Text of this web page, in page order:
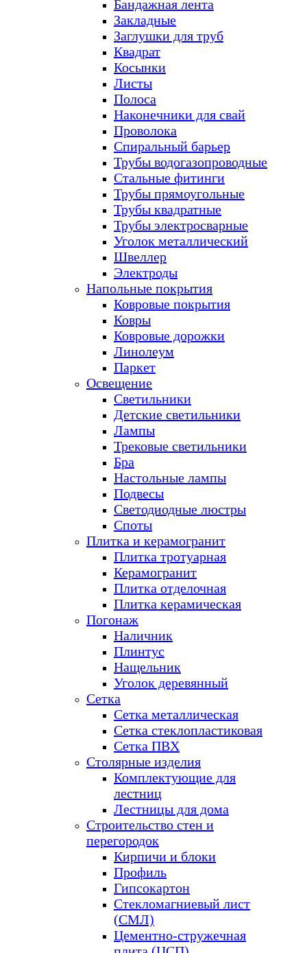
Бандажная лента
Закладные
Заглушки для труб
Квадрат
Косынки
Листы
Полоса
Наконечники для свай
Проволока
Спиральный барьер
Трубы водогазопроводные
Стальные фитинги
Трубы прямоугольные
Трубы квадратные
Трубы электросварные
Уголок металлический
Швеллер
Электроды
Напольные покрытия
Ковровые покрытия
Ковры
Ковровые дорожки
Линолеум
Паркет
Освещение
Светильники
Детские светильники
Лампы
Трековые светильники
Бра
Настольные лампы
Подвесы
Светодиодные люстры
Споты
Плитка и керамогранит
Плитка тротуарная
Керамогранит
Плитка отделочная
Плитка керамическая
Погонаж
Наличник
Плинтус
Нащельник
Уголок деревянный
Сетка
Сетка металлическая
Сетка стеклопластиковая
Сетка ПВХ
Столярные изделия
Комплектующие для
лестниц
Лестницы для дома
Строительство стен и
перегородок
Кирпичи и блоки
Профиль
Гипсокартон
Стекломагниевый лист
(СМЛ)
Цементно-стружечная